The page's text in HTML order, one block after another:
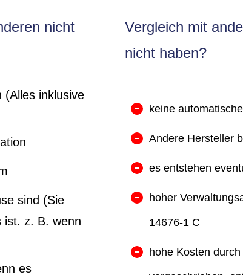
nicht
(Alles inklusive
sind (Sie
ist. z. B. wenn
es
Vergleich mit
nicht haben?
keine
Andere Hersteller
es entstehen
hoher
14676-1 C
hohe Kosten